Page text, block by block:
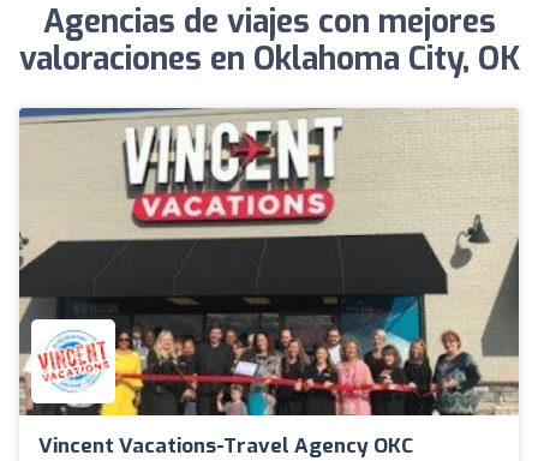
Agencias de viajes con mejores
valoraciones en Oklahoma City, OK
Vincent Vacations-Travel Agency OKC